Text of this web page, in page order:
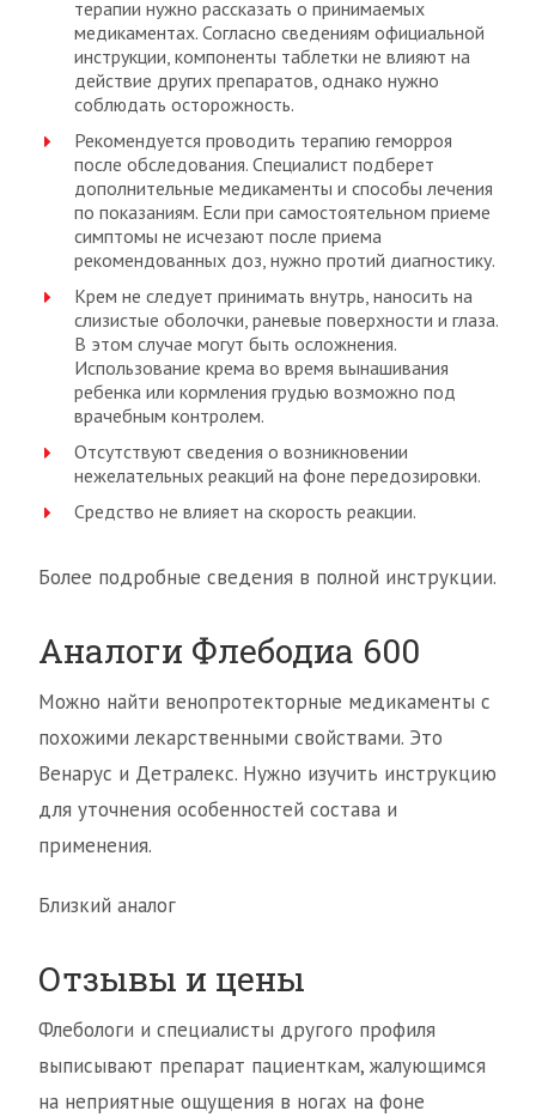
терапии нужно рассказать о принимаемых
медикаментах. Согласно сведениям официальной
инструкции, компоненты таблетки не влияют на
действие других препаратов, однако нужно
соблюдать осторожность.
Рекомендуется проводить терапию геморроя
после обследования. Специалист подберет
дополнительные медикаменты и способы лечения
по показаниям. Если при самостоятельном приеме
симптомы не исчезают после приема
рекомендованных доз, нужно протий диагностику.
Крем не следует принимать внутрь, наносить на
слизистые оболочки, раневые поверхности и глаза.
В этом случае могут быть осложнения.
Использование крема во время вынашивания
ребенка или кормления грудью возможно под
врачебным контролем.
Отсутствуют сведения о возникновении
нежелательных реакций на фоне передозировки.
Средство не влияет на скорость реакции.
Более подробные сведения в полной инструкции.
Аналоги Флебодиа 600
Можно найти венопротекторные медикаменты с
похожими лекарственными свойствами. Это
Венарус и Детралекс. Нужно изучить инструкцию
для уточнения особенностей состава и
применения.
Близкий аналог
Отзывы и цены
Флебологи и специалисты другого профиля
выписывают препарат пациенткам, жалующимся
на неприятные ощущения в ногах на фоне